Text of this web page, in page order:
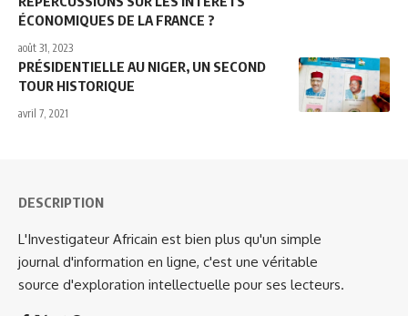
ÉCONOMIQUES DE LA FRANCE ?
août 31, 2023
PRÉSIDENTIELLE AU NIGER, UN SECOND
TOUR HISTORIQUE
avril 7, 2021
DESCRIPTION
L'Investigateur Africain est bien plus qu'un simple
journal d'information en ligne, c'est une véritable
source d'exploration intellectuelle pour ses lecteurs.